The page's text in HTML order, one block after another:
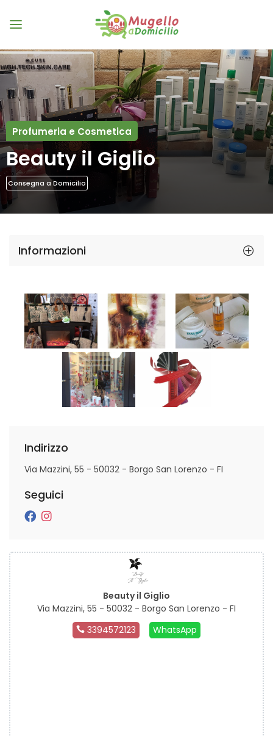
Profumeria e Cosmetica
Beauty il Giglio
Consegna a Domicilio
Informazioni
Indirizzo
Via Mazzini, 55 - 50032 - Borgo San Lorenzo - FI
Seguici
Beauty il Giglio
Via Mazzini, 55 - 50032 - Borgo San Lorenzo - FI
3394572123
WhatsApp